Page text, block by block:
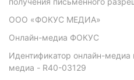
ООО «ФОКУС МЕДИА»
Онлайн-медиа ФОКУС
Идентификатор онлайн-медиа
медиа - R40-03129